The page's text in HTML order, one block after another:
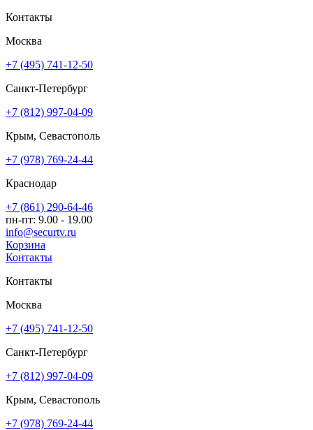
Контакты
Москва
+7 (495) 741-12-50
Санкт-Петербург
+7 (812) 997-04-09
Крым, Севастополь
+7 (978) 769-24-44
Краснодар
+7 (861) 290-64-46
пн-пт: 9.00 - 19.00
info@securtv.ru
Корзина
Контакты
Контакты
Москва
+7 (495) 741-12-50
Санкт-Петербург
+7 (812) 997-04-09
Крым, Севастополь
+7 (978) 769-24-44